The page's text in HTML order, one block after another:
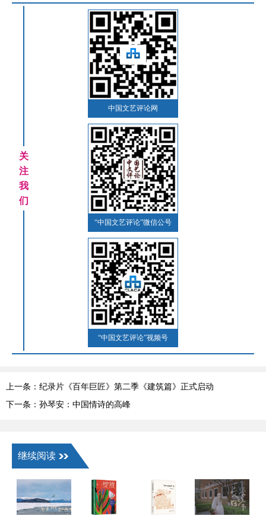
关
注
我
们
中国文艺评论网
“中国文艺评论”微信公号
“中国文艺评论”视频号
上一条：纪录片《百年巨匠》第二季《建筑篇》正式启动
下一条：孙琴安：中国情诗的高峰
继续阅读